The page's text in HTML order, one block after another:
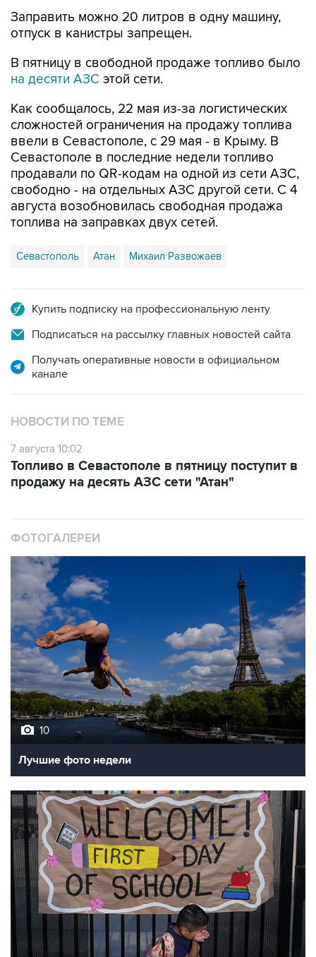
Заправить можно 20 литров в одну машину,
отпуск в канистры запрещен.
В пятницу в свободной продаже топливо было
на десяти АЗС этой сети.
Как сообщалось, 22 мая из-за логистических
сложностей ограничения на продажу топлива
ввели в Севастополе, с 29 мая - в Крыму. В
Севастополе в последние недели топливо
продавали по QR-кодам на одной из сети АЗС,
свободно - на отдельных АЗС другой сети. С 4
августа возобновилась свободная продажа
топлива на заправках двух сетей.
Севастополь Атан Михаил Развожаев
Купить подписку на профессиональную ленту
Подписаться на рассылку главных новостей сайта
Получать оперативные новости в официальном
канале
НОВОСТИ ПО ТЕМЕ
7 августа 10:02
Топливо в Севастополе в пятницу поступит в
продажу на десять АЗС сети "Атан"
ФОТОГАЛЕРЕИ
10
Лучшие фото недели